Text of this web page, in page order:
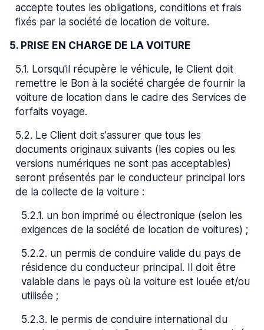
accepte toutes les obligations, conditions et frais
fixés par la société de location de voiture.
5. PRISE EN CHARGE DE LA VOITURE
5.1. Lorsqu'il récupère le véhicule, le Client doit
remettre le Bon à la société chargée de fournir la
voiture de location dans le cadre des Services de
forfaits voyage.
5.2. Le Client doit s'assurer que tous les
documents originaux suivants (les copies ou les
versions numériques ne sont pas acceptables)
seront présentés par le conducteur principal lors
de la collecte de la voiture :
5.2.1. un bon imprimé ou électronique (selon les
exigences de la société de location de voitures) ;
5.2.2. un permis de conduire valide du pays de
résidence du conducteur principal. Il doit être
valable dans le pays où la voiture est louée et/ou
utilisée ;
5.2.3. le permis de conduire international du